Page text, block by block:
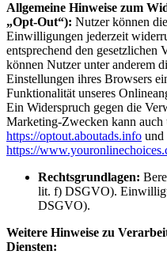
Allgemeine Hinweise zum
„Opt-Out“): Nutzer können
Einwilligungen jederzeit
entsprechend den gesetzlichen
können Nutzer unter anderem
Einstellungen ihres Browsers
Funktionalität unseres
Ein Widerspruch gegen die
Marketing-Zwecken kann auch
https://optout.aboutads.info und
https://
Rechtsgrundlagen:
lit. f) DSGVO).
DSGVO).
Weitere Hinweise zu
Diensten: